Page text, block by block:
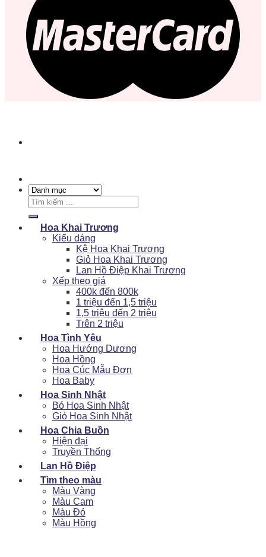
Tìm
kiếm:
Hoa Khai Trương
Kiểu dáng
Kệ Hoa Khai Trương
Giỏ Hoa Khai Trương
Lan Hồ Điệp Khai Trương
Xếp theo giá
400k đến 800k
1 triệu đến 1,5 triệu
1,5 triệu đến 2 triệu
Trên 2 triệu
Hoa Tình Yêu
Hoa Hướng Dương
Hoa Hồng
Hoa Cúc Mẫu Đơn
Hoa Baby
Hoa Sinh Nhật
Bó Hoa Sinh Nhật
Giỏ Hoa Sinh Nhật
Hoa Chia Buồn
Hiện đại
Truyền Thống
Lan Hồ Điệp
Tìm theo màu
Màu Vàng
Màu Cam
Màu Đỏ
Màu Hồng